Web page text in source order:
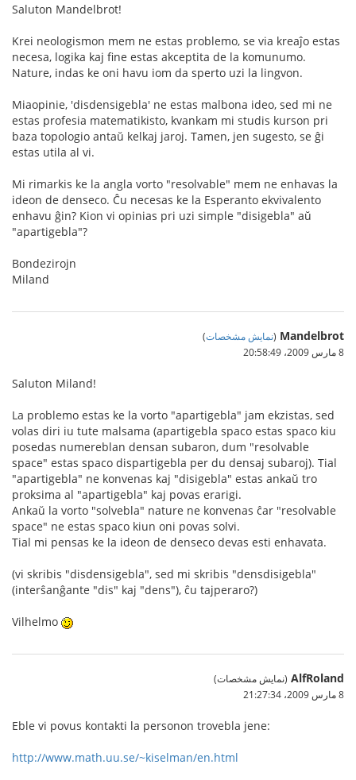
Saluton Mandelbrot!
Krei neologismon mem ne estas problemo, se via kreaĵo estas
necesa, logika kaj fine estas akceptita de la komunumo.
Nature, indas ke oni havu iom da sperto uzi la lingvon.
Miaopinie, 'disdensigebla' ne estas malbona ideo, sed mi ne
estas profesia matematikisto, kvankam mi studis kurson pri
baza topologio antaŭ kelkaj jaroj. Tamen, jen sugesto, se ĝi
estas utila al vi.
Mi rimarkis ke la angla vorto "resolvable" mem ne enhavas la
ideon de denseco. Ĉu necesas ke la Esperanto ekvivalento
enhavu ĝin? Kion vi opinias pri uzi simple "disigebla" aŭ
"apartigebla"?
Bondezirojn
Miland
Mandelbrot
(نمایش مشخصات)
8 مارس 2009،‏ 20:58:49
Saluton Miland!
La problemo estas ke la vorto "apartigebla" jam ekzistas, sed
volas diri iu tute malsama (apartigebla spaco estas spaco kiu
posedas numereblan densan subaron, dum "resolvable
space" estas spaco dispartigebla per du densaj subaroj). Tial
"apartigebla" ne konvenas kaj "disigebla" estas ankaŭ tro
proksima al "apartigebla" kaj povas erarigi.
Ankaŭ la vorto "solvebla" nature ne konvenas ĉar "resolvable
space" ne estas spaco kiun oni povas solvi.
Tial mi pensas ke la ideon de denseco devas esti enhavata.
(vi skribis "disdensigebla", sed mi skribis "densdisigebla"
(interŝanĝante "dis" kaj "dens"), ĉu tajperaro?)
Vilhelmo
AlfRoland (نمایش مشخصات)
8 مارس 2009،‏ 21:27:34
Eble vi povus kontakti la personon trovebla jene:
http://www.math.uu.se/~kiselman/en.html